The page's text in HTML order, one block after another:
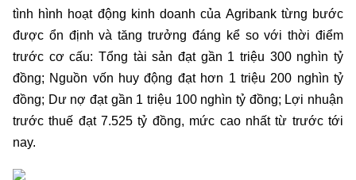
tình hình hoạt động kinh doanh của Agribank từng bước
được ổn định và tăng trưởng đáng kể so với thời điểm
trước cơ cấu: Tổng tài sản đạt gần 1 triệu 300 nghìn tỷ
đồng; Nguồn vốn huy động đạt hơn 1 triệu 200 nghìn tỷ
đồng; Dư nợ đạt gần 1 triệu 100 nghìn tỷ đồng; Lợi nhuận
trước thuế đạt 7.525 tỷ đồng, mức cao nhất từ trước tới
nay.